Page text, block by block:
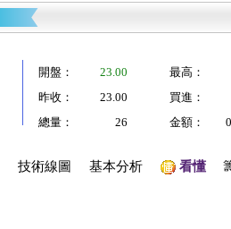
開盤： 23.00
最高：
昨收：
23.00
買進：
總量：
26 金額：
技術線圖 基本分析 看懂